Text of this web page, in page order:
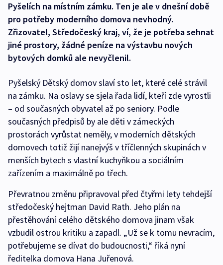
Pyšelích na místním zámku. Ten je ale v dnešní době
pro potřeby moderního domova nevhodný.
Zřizovatel, Středočeský kraj, ví, že je potřeba sehnat
jiné prostory, žádné peníze na výstavbu nových
bytových domků ale nevyčlenil.
Pyšelský Dětský domov slaví sto let, které celé strávil
na zámku. Na oslavy se sjela řada lidí, kteří zde vyrostli
– od současných obyvatel až po seniory. Podle
současných předpisů by ale děti v zámeckých
prostorách vyrůstat neměly, v moderních dětských
domovech totiž žijí nanejvýš v tříčlenných skupinách v
menších bytech s vlastní kuchyňkou a sociálním
zařízením a maximálně po třech.
Převratnou změnu připravoval před čtyřmi lety tehdejší
středočeský hejtman David Rath. Jeho plán na
přestěhování celého dětského domova jinam však
vzbudil ostrou kritiku a zapadl. „Už se k tomu nevracím,
potřebujeme se dívat do budoucnosti,“ říká nyní
ředitelka domova Hana Juřenová.